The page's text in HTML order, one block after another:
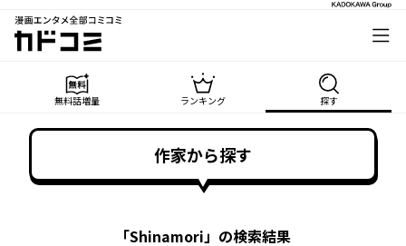
漫画エンタメ全部コミコミ
カドコミ
無料話増量 ランキング 探す
作家から探す
「Shinamori」の検索結果